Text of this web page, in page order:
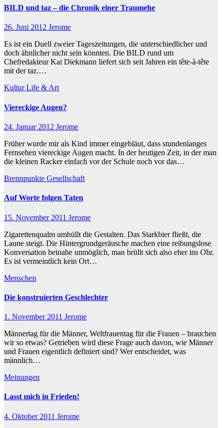
BILD und taz – die Chronik einer Traumehe
26. Juni 2012 Jerome
Es ist ein Duell zweier Tageszeitungen, die unterschiedlicher und
doch ähnlicher nicht sein könnten. Die BILD rund um
Chefredakteur Kai Diekmann liefert sich seit Jahren ein tête-à-tête
mit der taz.…
KulturLife & Art
Viereckige Augen?
24. Januar 2012 Jerome
Früher wurde mir als Kind immer eingebläut, dass stundenlanges
Fernsehen viereckige Augen macht. In der heutigen Zeit, in der man
die kleinen Racker einfach vor der Schule noch vor das…
Brennpunkte Gesellschaft
Auf Worte folgen Taten
15. November 2011 Jerome
Zigarettenqualm umhüllt die Gestalten. Das Starkbier fließt, die
Laune steigt. Die Hintergrundgeräusche machen eine reibungslose
Konversation beinahe unmöglich, man brüllt sich also eher ins Ohr.
Es ist vermeintlich kein Ort…
Menschen
Die konstruierten Geschlechter
1. November 2011 Jerome
Männertag für die Männer, Weltfrauentag für die Frauen – brauchen
wir so etwas? Getrieben wird diese Frage auch davon, wie Männer
und Frauen eigentlich definiert sind? Wer entscheidet, was
männlich…
Meinungen
Lasst mich in Frieden!
4. Oktober 2011 Jerome